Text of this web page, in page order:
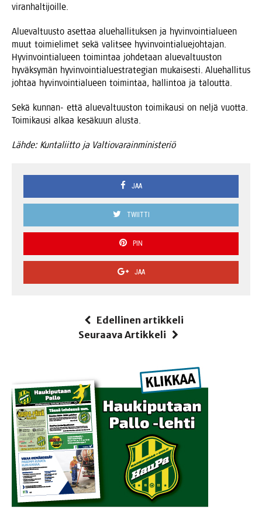
viranhaltijoille.
Alue­val­tuus­to aset­taa alue­hal­li­tuk­sen ja hyvin­voin­tia­lu­een
muut toi­mie­li­met sekä valit­see hyvin­voin­tia­lue­joh­ta­jan.
Hyvin­voin­tia­lu­een toi­min­taa joh­de­taan alue­val­tuus­ton
hyväk­sy­män hyvin­voin­tia­lue­stra­te­gian mukai­ses­ti. Alue­hal­li­tus
joh­taa hyvin­voin­tia­lu­een toi­min­taa, hal­lin­toa ja taloutta.
Sekä kun­nan- että alue­val­tuus­ton toi­mi­kausi on nel­jä vuot­ta.
Toi­mi­kausi alkaa kesä­kuun alusta.
Läh­de: Kun­ta­liit­to ja Valtiovarainministeriö
JAA
TWIITTI
PIN
JAA
Edellinen artikkeli
Seuraava Artikkeli